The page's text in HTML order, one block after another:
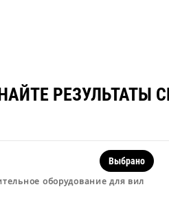
РЕЗУЛЬТАТЫ
оборудование для вил
Выбрано